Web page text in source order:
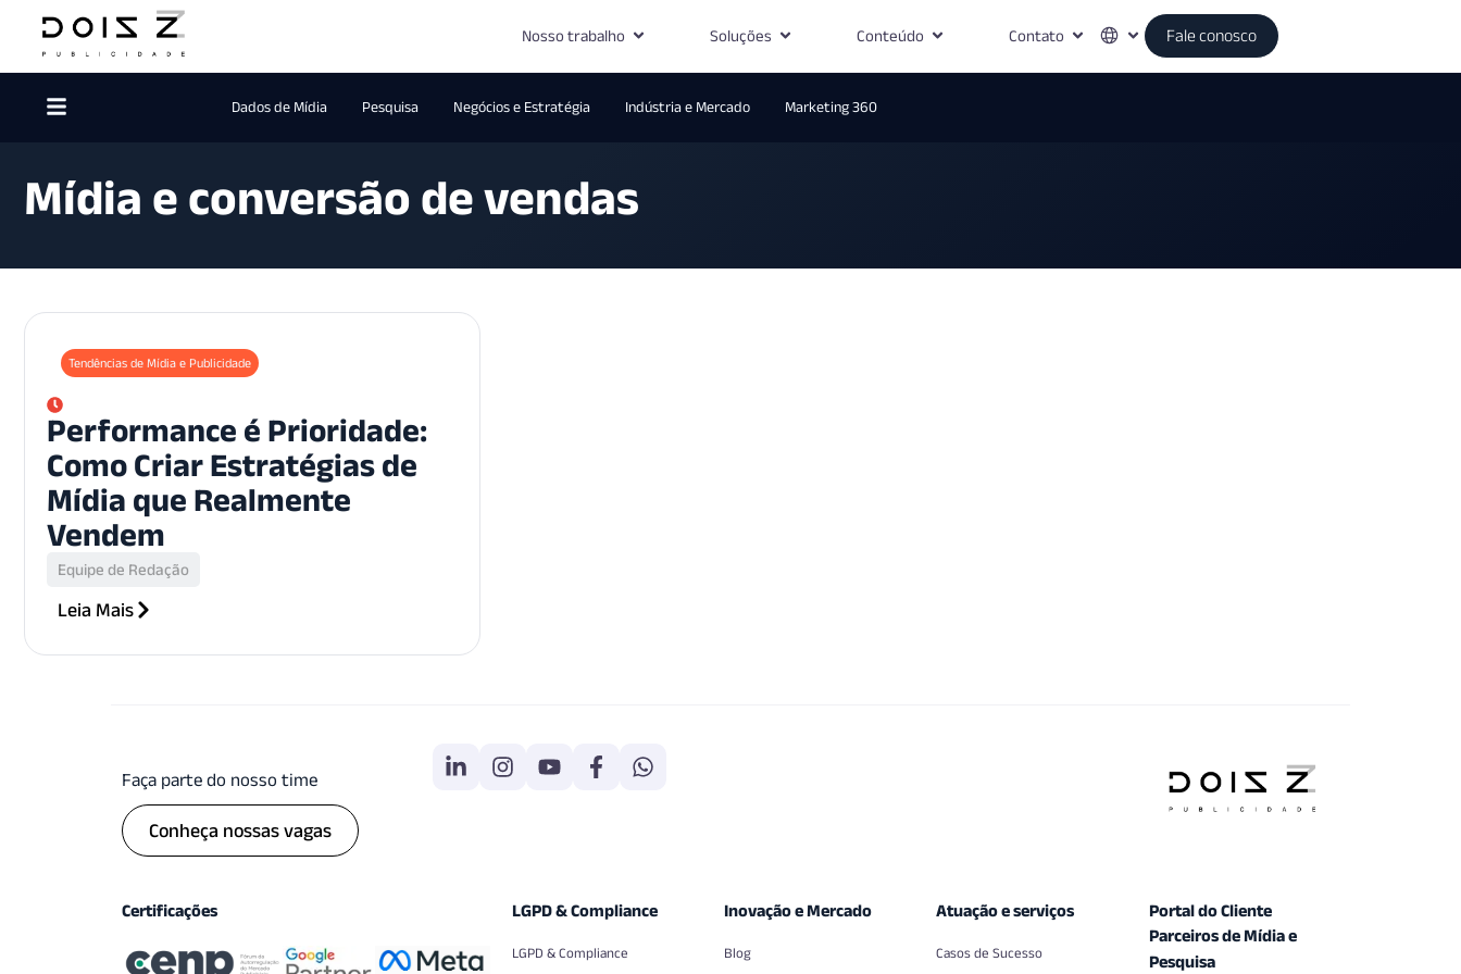
Nosso trabalho Soluções Conteúdo Contato Fale conosco
Dados de Mídia Pesquisa Negócios e Estratégia Indústria e Mercado Marketing 360
Mídia e conversão de vendas
Tendências de Mídia e Publicidade
Performance é Prioridade:
Como Criar Estratégias de
Mídia que Realmente
Vendem
Equipe de Redação
Leia Mais
Faça parte do nosso time
Conheça nossas vagas
Certificações LGPD & Compliance
LGPD & Compliance
Inovação e Mercado
Blog
Atuação e serviços
Casos de Sucesso
Portal do Cliente
Parceiros de Mídia e
Pesquisa